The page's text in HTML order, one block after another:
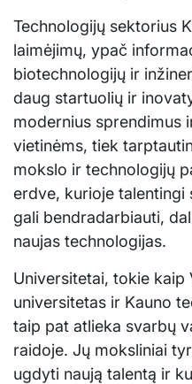
Technologijų sektorius
laimėjimų, ypač
biotechnologijų ir
daug startuolių ir
modernius sprendimus
vietinėms, tiek
mokslo ir technologijų
erdve, kurioje talentingi
gali bendradarbiauti,
naujas technologijas.
Universitetai, tokie kaip
universitetas ir Kauno
taip pat atlieka svarbų
raidoje. Jų moksliniai
ugdyti naują talentą ir